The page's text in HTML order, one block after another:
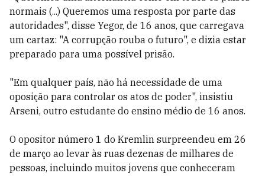
normais (...) Queremos uma resposta por parte das
autoridades", disse Yegor, de 16 anos, que carregava
um cartaz: "A corrupção rouba o futuro", e dizia estar
preparado para uma possível prisão.
"Em qualquer país, não há necessidade de uma
oposição para controlar os atos de poder", insistiu
Arseni, outro estudante do ensino médio de 16 anos.
O opositor número 1 do Kremlin surpreendeu em 26
de março ao levar às ruas dezenas de milhares de
pessoas, incluindo muitos jovens que conheceram